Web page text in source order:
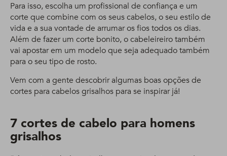
Para isso, escolha um profissional de confiança e um
corte que combine com os seus cabelos, o seu estilo de
vida e a sua vontade de arrumar os fios todos os dias.
Além de fazer um corte bonito, o cabeleireiro também
vai apostar em um modelo que seja adequado também
para o seu tipo de rosto.
Vem com a gente descobrir algumas boas opções de
cortes para cabelos grisalhos para se inspirar já!
7 cortes de cabelo para homens
grisalhos